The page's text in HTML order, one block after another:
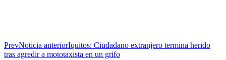
PrevNoticia anteriorIquitos: Ciudadano extranjero termina herido
tras agredir a mototaxista en un grifo